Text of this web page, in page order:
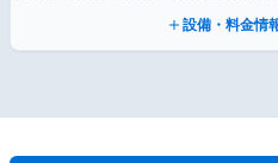
設備・料金情